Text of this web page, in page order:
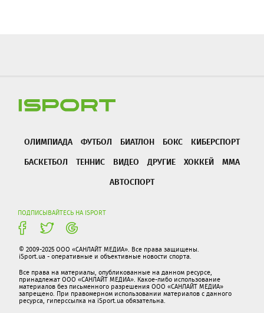
ОЛИМПИАДА ФУТБОЛ БИАТЛОН БОКС
КИБЕРСПОРТ
БАСКЕТБОЛ
ТЕННИС ВИДЕО ДРУГИЕ ХОККЕЙ
ММА
АВТОСПОРТ
ПОДПИСЫВАЙТЕСЬ НА ISPORT
© 2009-2025 ООО «САНЛАЙТ МЕДИА». Все права защищены.
iSport.ua - оперативные и объективные новости спорта.
Все права на материалы, опубликованные на данном ресурсе,
принадлежат ООО «САНЛАЙТ МЕДИА». Какое-либо использование
материалов без письменного разрешения ООО «САНЛАЙТ МЕДИА»
запрещено. При правомерном использовании материалов с данного
ресурса, гиперссылка на iSport.ua обязательна.